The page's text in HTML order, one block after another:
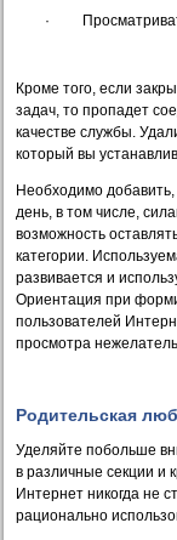
·
Кроме того, если
задач, то пропадет
качестве службы.
который вы
Необходимо
день, в том числе,
возможность
категории.
развивается и
Ориентация при
пользователей
просмотра
Родительская
Уделяйте побольше
в различные секции и
Интернет никогда не
рационально